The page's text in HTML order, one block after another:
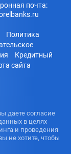
почта:
Политика
Кредитный
сайта
даете согласие
в целях
и проведения
не хотите, чтобы